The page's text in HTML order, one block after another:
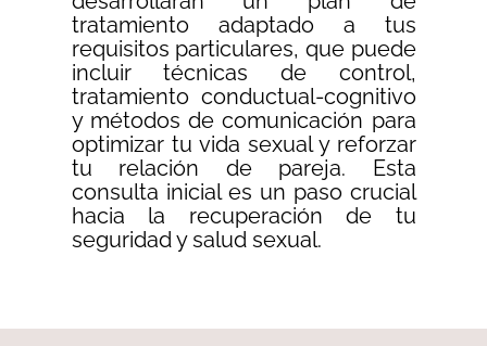
tratamiento adaptado a tus
requisitos particulares, que puede
incluir técnicas de control,
tratamiento conductual-cognitivo
y métodos de comunicación para
optimizar tu vida sexual y reforzar
tu relación de pareja. Esta
consulta inicial es un paso crucial
hacia la recuperación de tu
seguridad y salud sexual.